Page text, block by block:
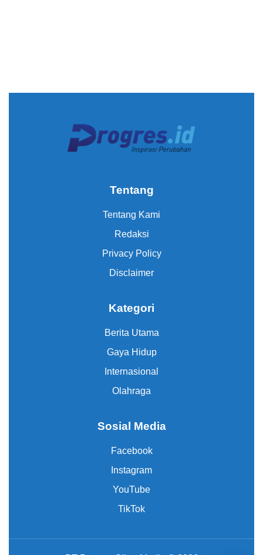
Tentang
Tentang Kami
Redaksi
Privacy Policy
Disclaimer
Kategori
Berita Utama
Gaya Hidup
Internasional
Olahraga
Sosial Media
Facebook
Instagram
YouTube
TikTok